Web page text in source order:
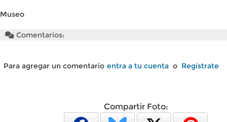
Museo
Comentarios:
Para agregar un comentario entra a tu cuenta o Regístrate
Compartir Foto: